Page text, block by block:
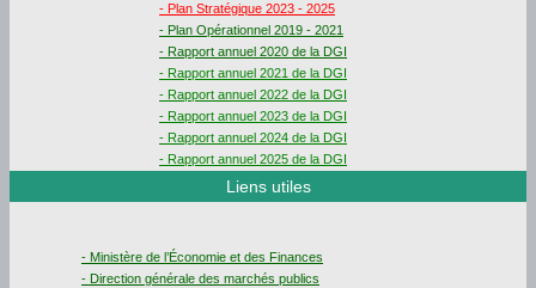
- Plan Stratégique 2023 - 2025
- Plan Opérationnel 2019 - 2021
- Rapport annuel 2020 de la DGI
- Rapport annuel 2021 de la DGI
- Rapport annuel 2022 de la DGI
- Rapport annuel 2023 de la DGI
- Rapport annuel 2024 de la DGI
- Rapport annuel 2025 de la DGI
Liens utiles
- Ministère de l’Économie et des Finances
- Direction générale des marchés publics